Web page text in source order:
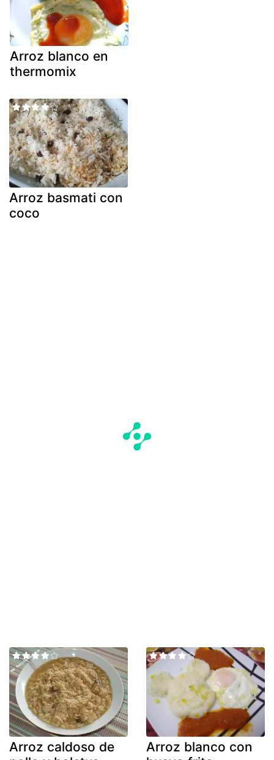
Arroz blanco en
thermomix
Arroz basmati con
coco
Arroz caldoso de
Arroz blanco con